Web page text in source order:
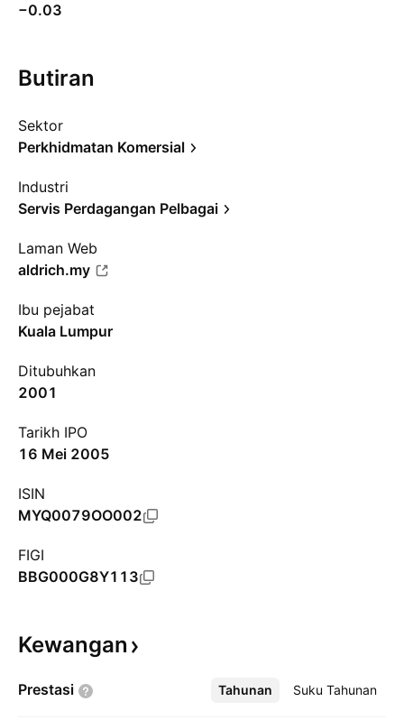
−0.03
Butiran
Sektor
Perkhidmatan Komersial
Industri
Servis Perdagangan Pelbagai
Laman Web
aldrich.my
Ibu pejabat
Kuala Lumpur
Ditubuhkan
2001
Tarikh IPO
16 Mei 2005
ISIN
MYQ0079OO002
FIGI
BBG000G8Y113
Kewangan
Prestasi Tahunan Suku Tahunan
Lebih